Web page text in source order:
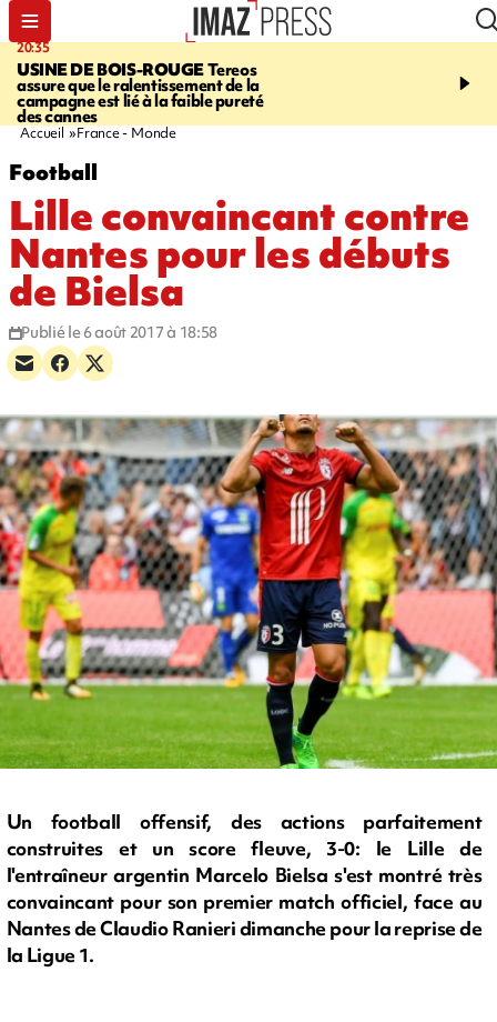
20:35
USINE DE BOIS-ROUGETereos
assure que le ralentissement de la
campagne est lié à la faible pureté
des cannes
05:30
téléphérique Papang à
Accueil France - Monde
Football
Lille convaincant contre
Nantes pour les débuts
de Bielsa
Publié le 6 août 2017 à 18:58
Un football offensif, des actions parfaitement
construites et un score fleuve, 3-0: le Lille de
l'entraîneur argentin Marcelo Bielsa s'est montré très
convaincant pour son premier match officiel, face au
Nantes de Claudio Ranieri dimanche pour la reprise de
la Ligue 1.